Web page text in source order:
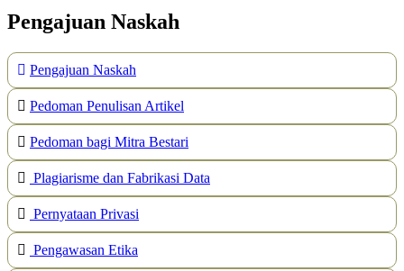
Pengajuan Naskah
Pengajuan Naskah
Pedoman Penulisan Artikel
Pedoman bagi Mitra Bestari
Plagiarisme dan Fabrikasi Data
Pernyataan Privasi
Pengawasan Etika